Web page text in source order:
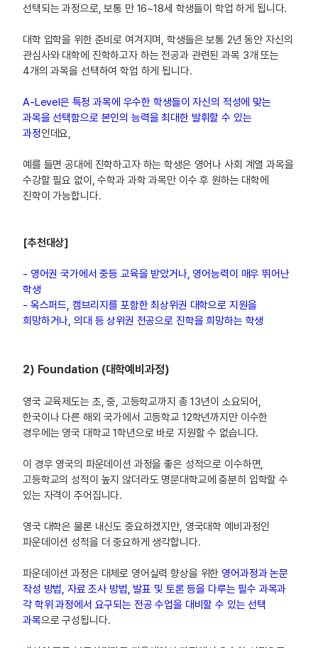
선택되는 과정으로, 보통 만 16~18세 학생들이 학업 하게 됩니다.
대학 입학을 위한 준비로 여겨지며, 학생들은 보통 2년 동안 자신의
관심사와 대학에 진학하고자 하는 전공과 관련된 과목 3개 또는
4개의 과목을 선택하여 학업 하게 됩니다.
A-Level은 특정 과목에 우수한 학생들이 자신의 적성에 맞는
과목을 선택함으로 본인의 능력을 최대한 발휘할 수 있는
과정인데요,
예를 들면 공대에 진학하고자 하는 학생은 영어나 사회 계열 과목을
수강할 필요 없이, 수학과 과학 과목만 이수 후 원하는 대학에
진학이 가능합니다.
[추천대상]
- 영어권 국가에서 중등 교육을 받았거나, 영어능력이 매우 뛰어난
학생
- 옥스퍼드, 캠브리지를 포함한 최상위권 대학으로 지원을
희망하거나, 의대 등 상위권 전공으로 진학을 희망하는 학생
2) Foundation (대학예비과정)
영국 교육제도는 초, 중, 고등학교까지 총 13년이 소요되어,
한국이나 다른 해외 국가에서 고등학교 12학년까지만 이수한
경우에는 영국 대학교 1학년으로 바로 지원할 수 없습니다.
이 경우 영국의 파운데이션 과정을 좋은 성적으로 이수하면,
고등학교의 성적이 높지 않더라도 명문대학교에 충분히 입학할 수
있는 자격이 주어집니다.
영국 대학은 물론 내신도 중요하겠지만, 영국대학 예비과정인
파운데이션 성적을 더 중요하게 생각합니다.
파운데이션 과정은 대체로 영어실력 향상을 위한 영어과정과 논문
작성 방법, 자료 조사 방법, 발표 및 토론 등을 다루는 필수 과목과
각 학위 과정에서 요구되는 전공 수업을 대비할 수 있는 선택
과목으로 구성됩니다.